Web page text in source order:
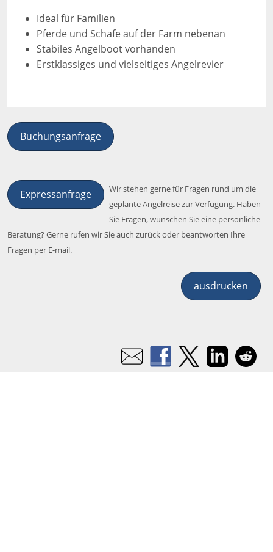
Ideal für Familien
Pferde und Schafe auf der Farm nebenan
Stabiles Angelboot vorhanden
Erstklassiges und vielseitiges Angelrevier
Buchungsanfrage
Expressanfrage
Wir stehen gerne für Fragen rund um die
geplante Angelreise zur Verfügung. Haben
Sie Fragen, wünschen Sie eine persönliche
Beratung? Gerne rufen wir Sie auch zurück oder beantworten Ihre
Fragen per E-mail.
ausdrucken